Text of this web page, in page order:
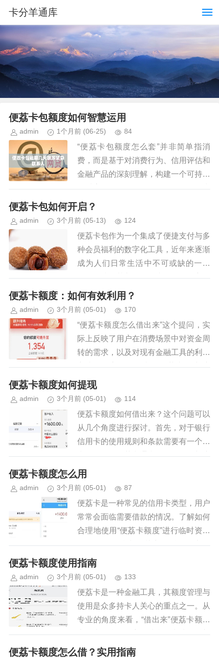
卡分羊通库
便荔卡包额度如何智慧运用
admin 1个月前 (06-25) 84
“便荔卡包额度怎么套”并非简单指消
费，而是基于对消费行为、信用评估和
金融产品的深刻理解，构建一个可持续
的财富管理策略。许多人将“套”理解为
快速消费，实际上，核心在于如何利用
便荔卡包如何开启？
admin 3个月前 (05-13) 124
便荔卡包作为一个集成了便捷支付与多
种会员福利的数字化工具，近年来逐渐
成为人们日常生活中不可或缺的一部
分。要找到其入口，首先需要明确它所
服务的对象以及使用场景。对于便荔平
便荔卡额度：如何有效利用？
admin 3个月前 (05-01) 170
“便荔卡额度怎么借出来”这个提问，实
际上反映了用户在消费场景中对资金周
转的需求，以及对现有金融工具的利用
方式的探索。简单地把“便荔卡”的额度
直接“借出来”并不存在，因为“便荔卡”
便荔卡额度如何提现
admin 3个月前 (05-01) 114
便荔卡额度如何借出来？这个问题可以
从几个角度进行探讨。首先，对于银行
信用卡的使用规则和条款需要有一个清
晰的认识。便荔卡通常提供了信用额度
供持卡人在一定期限内循环使用，但实
便荔卡额度怎么用
admin 3个月前 (05-01) 87
便荔卡是一种常见的信用卡类型，用户
常常会面临需要借款的情况。了解如何
合理地使用“便荔卡额度”进行临时资金
周转是许多持卡人关心的话题。实际
上，“借出”卡上的额度并不意味着直接
便荔卡额度使用指南
admin 3个月前 (05-01) 133
便荔卡是一种金融工具，其额度管理与
使用是众多持卡人关心的重点之一。从
专业的角度来看，“借出来”便荔卡额度
实际上是指如何高效地利用卡片信用额
度进行消费或取现。这不仅涉及到对个
便荔卡额度怎么借？实用指南